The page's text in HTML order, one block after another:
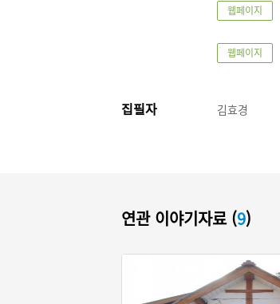
웹페이지
웹페이지
집필자 김효경
연관 이야기자료 (9)